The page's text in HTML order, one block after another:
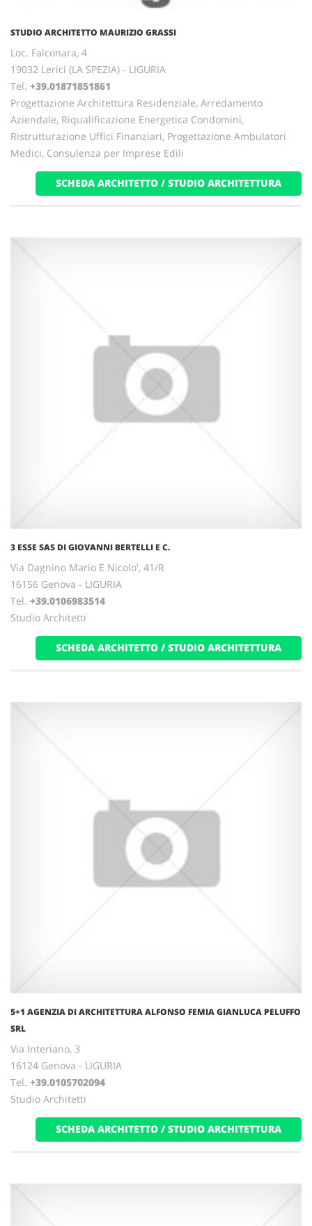
STUDIO ARCHITETTO MAURIZIO GRASSI
Loc. Falconara, 4
19032 Lerici (LA SPEZIA) - LIGURIA
Tel. +39.01871851861
Progettazione Architettura Residenziale, Arredamento
Aziendale, Riqualificazione Energetica Condomini,
Ristrutturazione Uffici Finanziari, Progettazione Ambulatori
Medici, Consulenza per Imprese Edili
SCHEDA ARCHITETTO / STUDIO ARCHITETTURA
3 ESSE SAS DI GIOVANNI BERTELLI E C.
Via Dagnino Mario E Nicolo', 41/R
16156 Genova - LIGURIA
Tel. +39.0106983514
Studio Architetti
SCHEDA ARCHITETTO / STUDIO ARCHITETTURA
5+1 AGENZIA DI ARCHITETTURA ALFONSO FEMIA GIANLUCA PELUFFO
SRL
Via Interiano, 3
16124 Genova - LIGURIA
Tel. +39.0105702094
Studio Architetti
SCHEDA ARCHITETTO / STUDIO ARCHITETTURA